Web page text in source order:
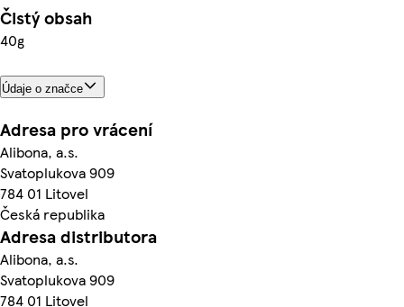
Čistý obsah
40g
Údaje o značce
Adresa pro vrácení
Alibona, a.s.
Svatoplukova 909
784 01 Litovel
Česká republika
Adresa distributora
Alibona, a.s.
Svatoplukova 909
784 01 Litovel